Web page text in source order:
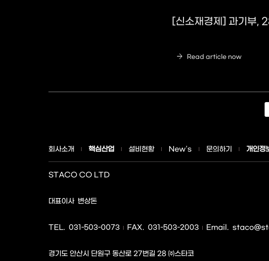
[신소재경제] 과기부,
arrow_forward Read article now
회사소개 핵심산업 설비현황 New's 문의하기 개인정
사업자명
STACO CO LTD
대표이사 변상돈
TEL. 031-503-0073 FAX. 031-503-2003 Email.
주소
경기도 안산시 단원구 동산로 27번길 28 ㈜스타코